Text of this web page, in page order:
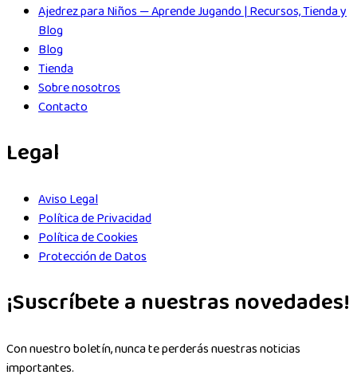
Ajedrez para Niños — Aprende Jugando | Recursos, Tienda y
Blog
Blog
Tienda
Sobre nosotros
Contacto
Legal
Aviso Legal
Política de Privacidad
Política de Cookies
Protección de Datos
¡Suscríbete a nuestras novedades!
Con nuestro boletín, nunca te perderás nuestras noticias
importantes.